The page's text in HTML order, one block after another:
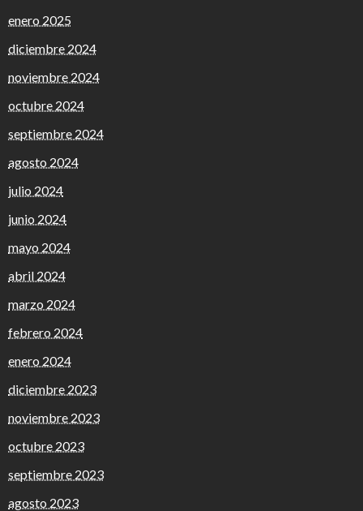
enero 2025
diciembre 2024
noviembre 2024
octubre 2024
septiembre 2024
agosto 2024
julio 2024
junio 2024
mayo 2024
abril 2024
marzo 2024
febrero 2024
enero 2024
diciembre 2023
noviembre 2023
octubre 2023
septiembre 2023
agosto 2023